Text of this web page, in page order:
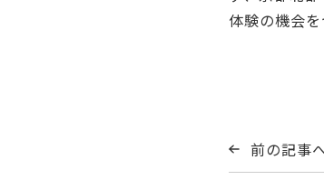
体験の機会
前の記事